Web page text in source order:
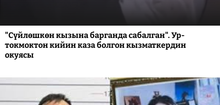
"Сүйлөшкөн кызына барганда сабалган". Ур-
токмоктон кийин каза болгон кызматкердин
окуясы